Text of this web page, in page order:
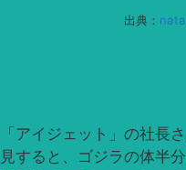
出典：
「アイジェット」の社長
見すると、ゴジラの体半